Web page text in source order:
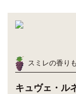
スミレの香り
キュヴェ・ル